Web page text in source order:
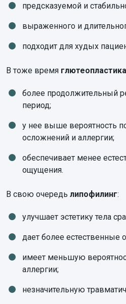
предсказуемой и
выраженного и
подходит для худых
В тоже время глютеопластика
более продолжительный
период;
у нее выше вероятность
осложнений и аллергии;
обеспечивает менее
ощущения.
В свою очередь липофилинг:
улучшает эстетику тела
дает более естественные
имеет меньшую
аллергии;
незначительную